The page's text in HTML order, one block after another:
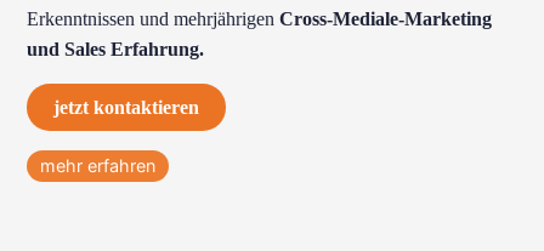
Erkenntnissen und mehrjährigen Cross-Mediale-Marketing
und Sales Erfahrung.
jetzt kontaktieren
mehr erfahren